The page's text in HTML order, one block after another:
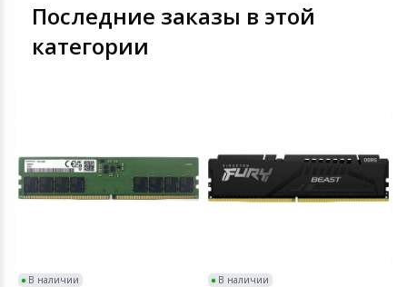
Последние заказы в этой
категории
В наличии
В наличии